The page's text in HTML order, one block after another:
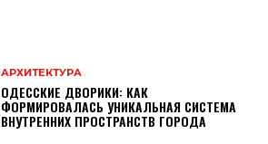
АРХИТЕКТУРА
ОДЕССКИЕ ДВОРИКИ: КАК
ФОРМИРОВАЛАСЬ УНИКАЛЬНАЯ СИСТЕМА
ВНУТРЕННИХ ПРОСТРАНСТВ ГОРОДА